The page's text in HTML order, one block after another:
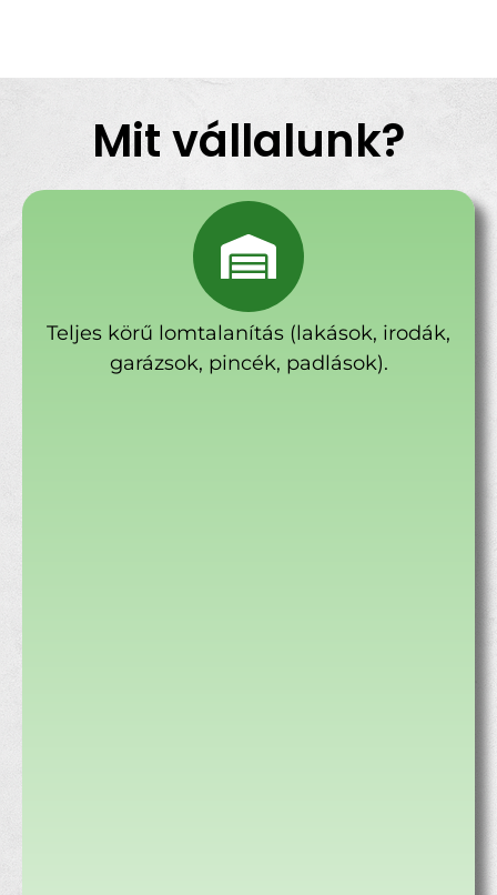
Mit vállalunk?
Teljes körű lomtalanítás (lakások, irodák,
garázsok, pincék, padlások).